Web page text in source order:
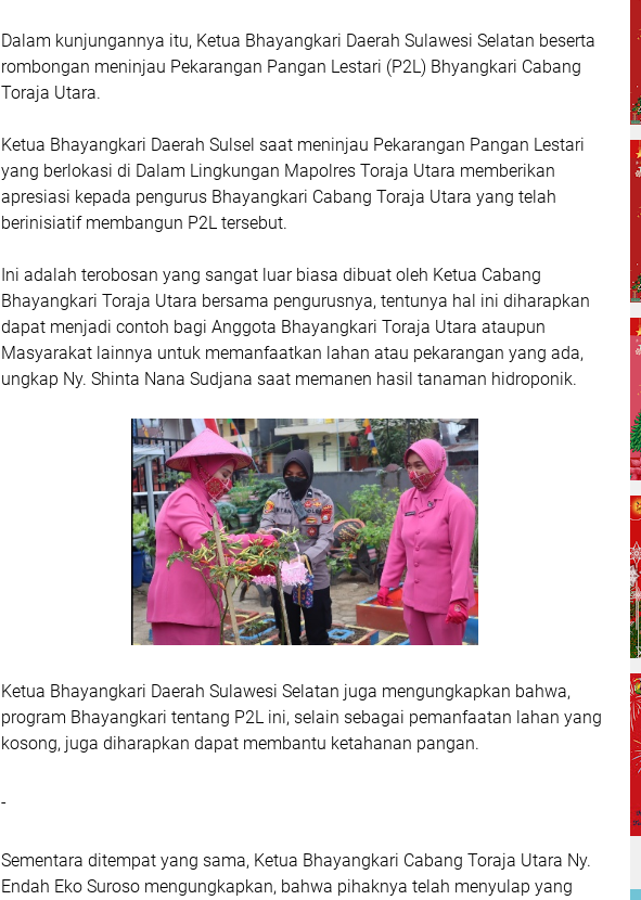
Dalam kunjungannya itu, Ketua Bhayangkari Daerah Sulawesi Selatan beserta
rombongan meninjau Pekarangan Pangan Lestari (P2L) Bhyangkari Cabang
Toraja Utara.
Ketua Bhayangkari Daerah Sulsel saat meninjau Pekarangan Pangan Lestari
yang berlokasi di Dalam Lingkungan Mapolres Toraja Utara memberikan
apresiasi kepada pengurus Bhayangkari Cabang Toraja Utara yang telah
berinisiatif membangun P2L tersebut.
Ini adalah terobosan yang sangat luar biasa dibuat oleh Ketua Cabang
Bhayangkari Toraja Utara bersama pengurusnya, tentunya hal ini diharapkan
dapat menjadi contoh bagi Anggota Bhayangkari Toraja Utara ataupun
Masyarakat lainnya untuk memanfaatkan lahan atau pekarangan yang ada,
ungkap Ny. Shinta Nana Sudjana saat memanen hasil tanaman hidroponik.
Ketua Bhayangkari Daerah Sulawesi Selatan juga mengungkapkan bahwa,
program Bhayangkari tentang P2L ini, selain sebagai pemanfaatan lahan yang
kosong, juga diharapkan dapat membantu ketahanan pangan.
-
Sementara ditempat yang sama, Ketua Bhayangkari Cabang Toraja Utara Ny.
Endah Eko Suroso mengungkapkan, bahwa pihaknya telah menyulap yang